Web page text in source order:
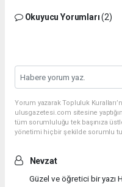
Okuyucu Yorumları(2)
Yorum yazarak Topluluk
ulusgazetesi.com sitesine
tüm sorumluluğu tek başınıza
yönetimi hiçbir şekilde sorumlu
Nevzat
Güzel ve öğretici bir yazı